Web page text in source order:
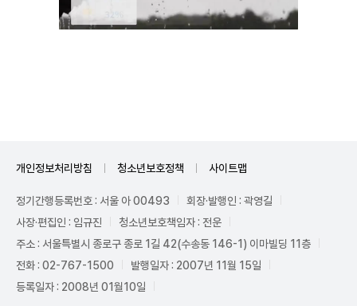
개인정보처리방침 청소년보호정책 사이트맵
정기간행등록번호 : 서울 아 00493
회장·발행인 : 곽영길
사장·편집인 : 임규진
청소년보호책임자 : 전운
주소 : 서울특별시 종로구 종로 1길 42(수송동 146-1) 이마빌딩 11층
전화 : 02-767-1500
발행일자 : 2007년 11월 15일
등록일자 : 2008년 01월10일